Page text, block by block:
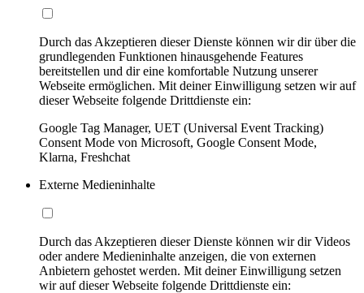
Durch das Akzeptieren dieser Dienste können wir dir über die
grundlegenden Funktionen hinausgehende Features
bereitstellen und dir eine komfortable Nutzung unserer
Webseite ermöglichen. Mit deiner Einwilligung setzen wir auf
dieser Webseite folgende Drittdienste ein:
Google Tag Manager, UET (Universal Event Tracking)
Consent Mode von Microsoft, Google Consent Mode,
Klarna, Freshchat
Externe Medieninhalte
Durch das Akzeptieren dieser Dienste können wir dir Videos
oder andere Medieninhalte anzeigen, die von externen
Anbietern gehostet werden. Mit deiner Einwilligung setzen
wir auf dieser Webseite folgende Drittdienste ein: